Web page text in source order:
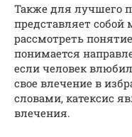
Также для лучшего
представляет собой
рассмотреть
понимается
если человек
свое влечение в
словами, катексис
влечения.